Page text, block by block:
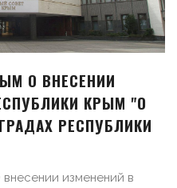
О ВНЕСЕНИИ
КРЫМ "О
РЕСПУБЛИКИ
изменений в